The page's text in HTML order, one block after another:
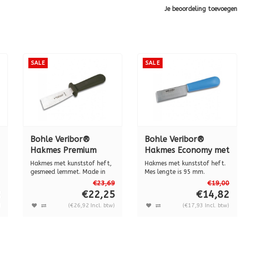
Je beoordeling toevoegen
SALE
Bohle Veribor®
Hakmes Premium
"Don Carlos" met
kunststof heft, BO
Hakmes met kunststof heft,
gesmeed lemmet. Made in
€23,69
€22,25
(€26,92 Incl. btw)
SALE
Bohle Veribor®
Hakmes Economy met
kunststof handvat
BO 5164000
Hakmes met kunststof heft.
Mes lengte is 95 mm.
€19,00
€14,82
(€17,93 Incl. btw)